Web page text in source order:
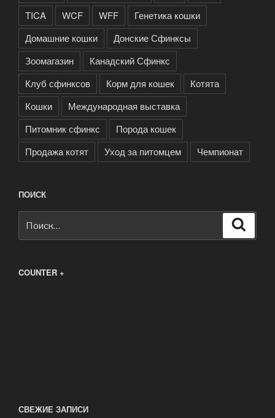
TICA
WCF WFF
Генетика кошки
Домашние кошки
Донские Сфинксы
Зоомагазин
Канадский Сфинкс
Клуб сфинксов
Корм для кошек
Котята
Кошки
Международная выставка
Питомник сфинкс
Порода кошек
Продажа котят
Уход за питомцем Чемпионат
ПОИСК
COUNTER +
СВЕЖИЕ ЗАПИСИ